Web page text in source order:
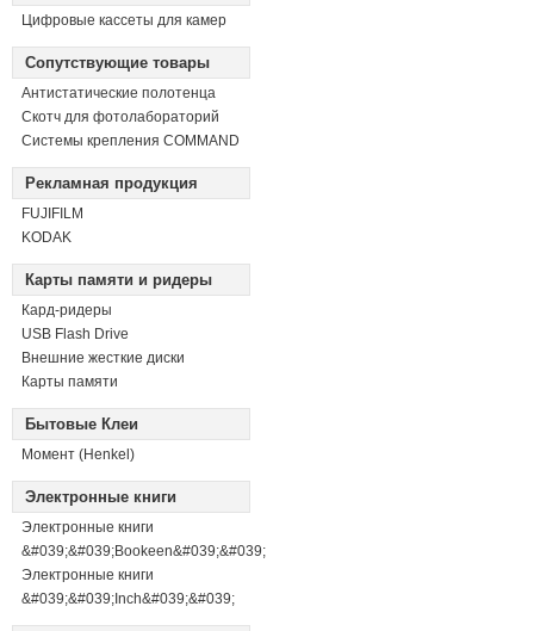
Цифровые кассеты для камер
Сопутствующие товары
Антистатические полотенца
Скотч для фотолабораторий
Системы крепления COMMAND
Рекламная продукция
FUJIFILM
KODAK
Карты памяти и ридеры
Кард-ридеры
USB Flash Drive
Внешние жесткие диски
Карты памяти
Бытовые Клеи
Момент (Henkel)
Электронные книги
Электронные книги
&#039;&#039;Bookeen&#039;&#039;
Электронные книги
&#039;&#039;Inch&#039;&#039;